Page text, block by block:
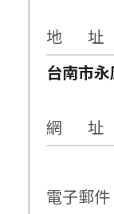
地 址
台南市
網 址
電子郵件